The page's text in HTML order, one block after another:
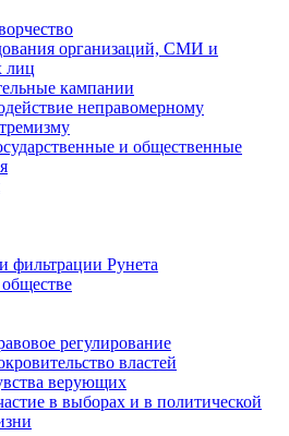
организаций, СМИ и
лиц
кампании
неправомерному
и общественные
фильтрации Рунета
регулирование
властей
верующих
в выборах и в политической